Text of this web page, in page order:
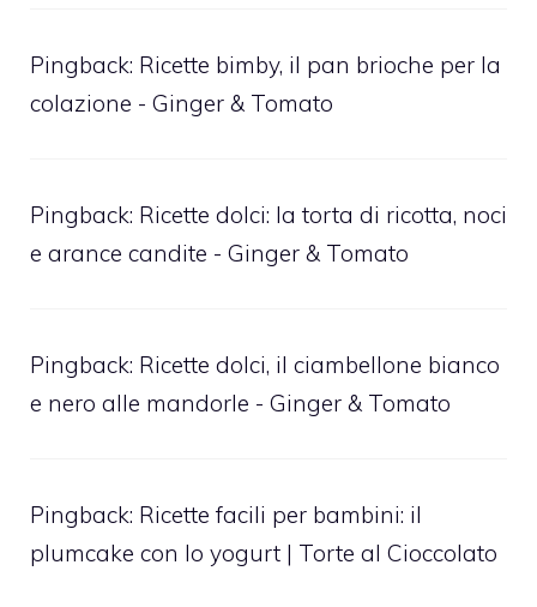
Pingback: Ricette bimby, il pan brioche per la
colazione - Ginger & Tomato
Pingback: Ricette dolci: la torta di ricotta, noci
e arance candite - Ginger & Tomato
Pingback: Ricette dolci, il ciambellone bianco
e nero alle mandorle - Ginger & Tomato
Pingback: Ricette facili per bambini: il
plumcake con lo yogurt | Torte al Cioccolato